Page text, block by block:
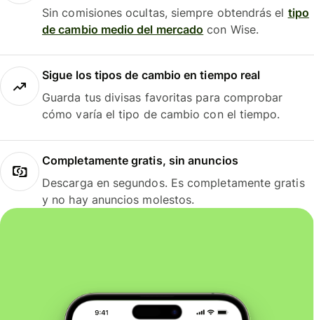
Sin comisiones ocultas, siempre obtendrás el tipo
de cambio medio del mercado con Wise.
Sigue los tipos de cambio en tiempo real
Guarda tus divisas favoritas para comprobar
cómo varía el tipo de cambio con el tiempo.
Completamente gratis, sin anuncios
Descarga en segundos. Es completamente gratis
y no hay anuncios molestos.